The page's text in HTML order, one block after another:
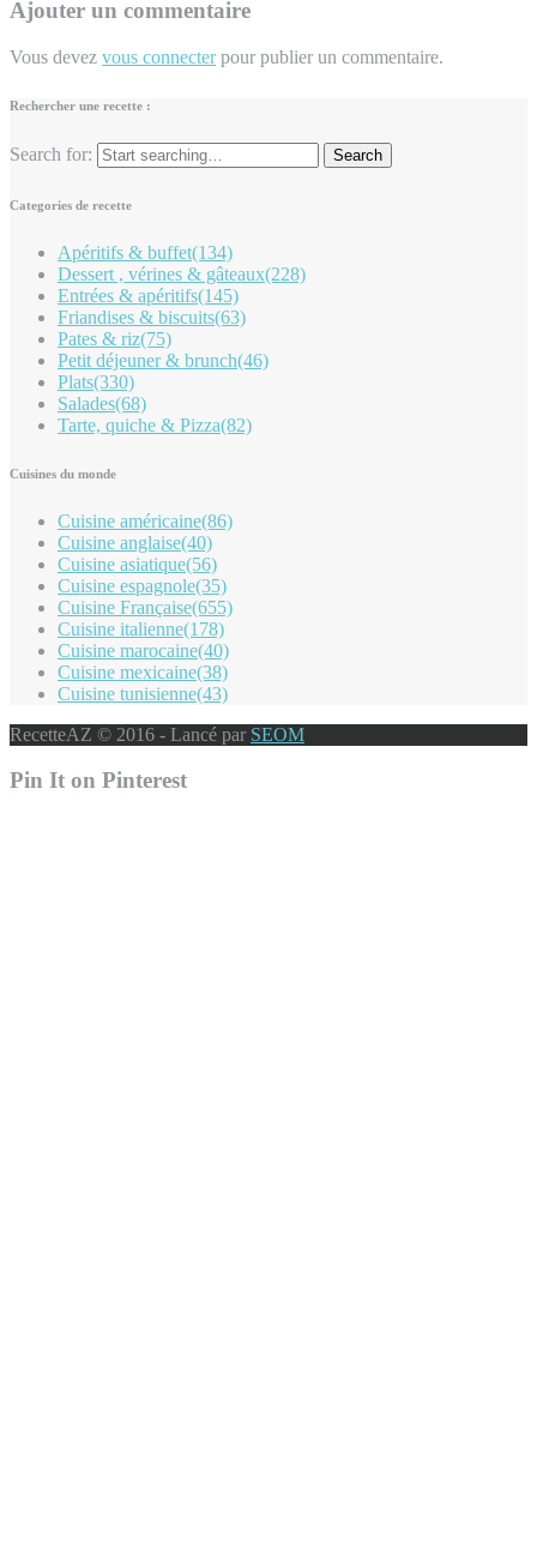
Ajouter un commentaire
Vous devez vous connecterpour publier un commentaire.
Rechercher une recette :
Search for:
Categories de recette
Apéritifs & buffet(134)
Dessert , vérines & gâteaux(228)
Entrées & apéritifs(145)
Friandises & biscuits(63)
Pates & riz(75)
Petit déjeuner & brunch(46)
Plats(330)
Salades(68)
Tarte, quiche & Pizza(82)
Cuisines du monde
Cuisine américaine(86)
Cuisine anglaise(40)
Cuisine asiatique(56)
Cuisine espagnole(35)
Cuisine Française(655)
Cuisine italienne(178)
Cuisine marocaine(40)
Cuisine mexicaine(38)
Cuisine tunisienne(43)
RecetteAZ © 2016 - Lancé par SEOM
Pin It on Pinterest